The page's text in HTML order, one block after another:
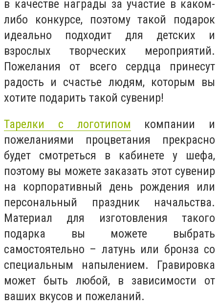
в качестве награды за участие в каком-
либо конкурсе, поэтому такой подарок
идеально подходит для детских и
взрослых творческих мероприятий.
Пожелания от всего сердца принесут
радость и счастье людям, которым вы
хотите подарить такой сувенир!
Тарелки с логотипом компании и
пожеланиями процветания прекрасно
будет смотреться в кабинете у шефа,
поэтому вы можете заказать этот сувенир
на корпоративный день рождения или
персональный праздник начальства.
Материал для изготовления такого
подарка вы можете выбрать
самостоятельно – латунь или бронза со
специальным напылением. Гравировка
может быть любой, в зависимости от
ваших вкусов и пожеланий.